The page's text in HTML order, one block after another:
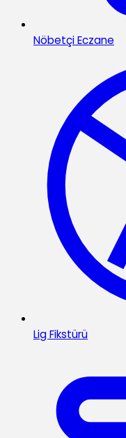
Nöbetçi Eczane
Lig Fikstürü